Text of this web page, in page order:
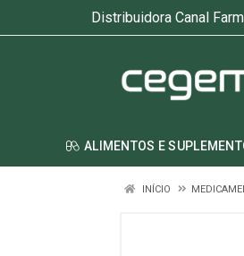
Distribuidora Canal
ALIMENTOS E
INÍCIO